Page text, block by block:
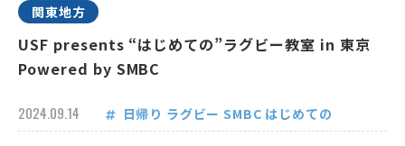
関東地方
USF presents “はじめての”ラグビー教室 in 東京
Powered by SMBC
2024.09.14 日帰り ラグビー SMBC はじめての